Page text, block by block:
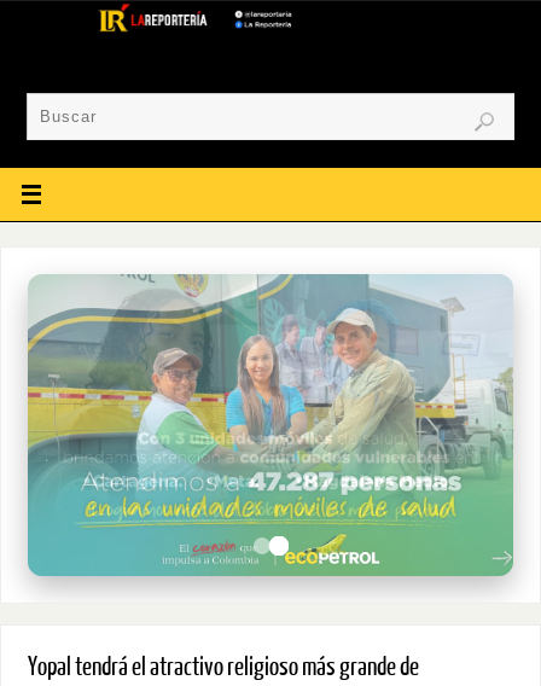
Yopal tendrá el atractivo religioso más grande de